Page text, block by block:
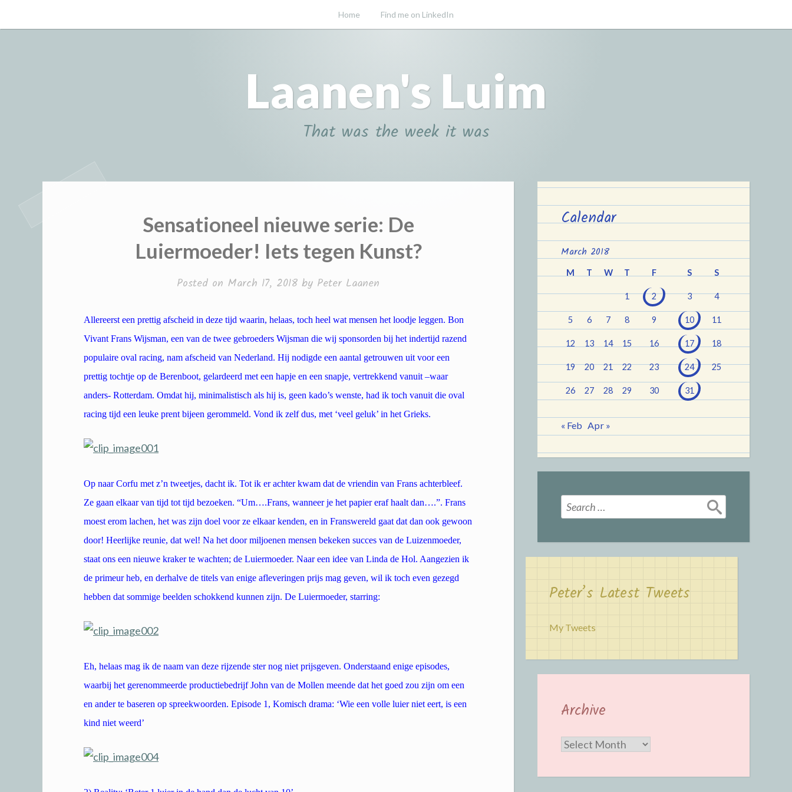
to
Home Find me on LinkedIn
Laanen's Luim
That was the week it was
Sensationeel nieuwe serie: De
Luiermoeder! Iets tegen Kunst?
Posted on March 17, 2018 by Peter Laanen
Allereerst een prettig afscheid in deze tijd waarin, helaas, toch heel wat mensen het loodje leggen. Bon
Vivant Frans Wijsman, een van de twee gebroeders Wijsman die wij sponsorden bij het indertijd razend
populaire oval racing, nam afscheid van Nederland. Hij nodigde een aantal getrouwen uit voor een
prettig tochtje op de Berenboot, gelardeerd met een hapje en een snapje, vertrekkend vanuit –waar
anders- Rotterdam. Omdat hij, minimalistisch als hij is, geen kado’s wenste, had ik toch vanuit die oval
racing tijd een leuke prent bijeen gerommeld. Vond ik zelf dus, met ‘veel geluk’ in het Grieks.
Op naar Corfu met z’n tweetjes, dacht ik. Tot ik er achter kwam dat de vriendin van Frans achterbleef.
Ze gaan elkaar van tijd tot tijd bezoeken. “Um….Frans, wanneer je het papier eraf haalt dan….”. Frans
moest erom lachen, het was zijn doel voor ze elkaar kenden, en in Franswereld gaat dat dan ook gewoon
door! Heerlijke reunie, dat wel! Na het door miljoenen mensen bekeken succes van de Luizenmoeder,
staat ons een nieuwe kraker te wachten; de Luiermoeder. Naar een idee van Linda de Hol. Aangezien ik
de primeur heb, en derhalve de titels van enige afleveringen prijs mag geven, wil ik toch even gezegd
hebben dat sommige beelden schokkend kunnen zijn. De Luiermoeder, starring:
Eh, helaas mag ik de naam van deze rijzende ster nog niet prijsgeven. Onderstaand enige episodes,
waarbij het gerenommeerde productiebedrijf John van de Mollen meende dat het goed zou zijn om een
en ander te baseren op spreekwoorden. Episode 1, Komisch drama: ‘Wie een volle luier niet eert, is een
kind niet weerd’
Calendar
March 2018
M T W T F S S
1 2 3 4
5 6 7 8 9 10 11
12 13 14 15 16 17 18
19 20 21 22 23 24 25
26 27 28 29 30 31
« Feb Apr »
Search
for:
Peter’s Latest Tweets
My Tweets
Archive
Archive